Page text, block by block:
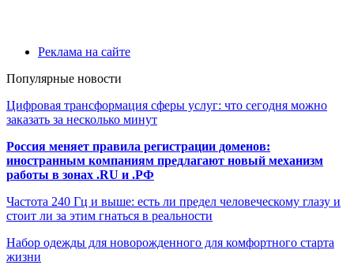
Реклама на сайте
Популярные новости
Цифровая трансформация сферы услуг: что сегодня можно
заказать за несколько минут
Россия меняет правила регистрации доменов:
иностранным компаниям предлагают новый механизм
работы в зонах .RU и .РФ
Частота 240 Гц и выше: есть ли предел человеческому глазу и
стоит ли за этим гнаться в реальности
Набор одежды для новорожденного для комфортного старта
жизни